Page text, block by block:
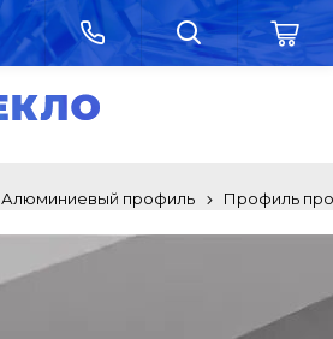
Алюминиевый профиль Профиль